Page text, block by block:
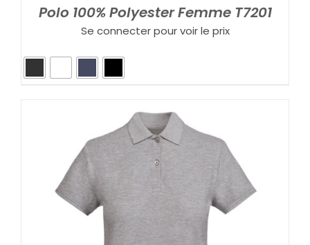
Polo 100% Polyester Femme T7201
Se connecter pour voir le prix